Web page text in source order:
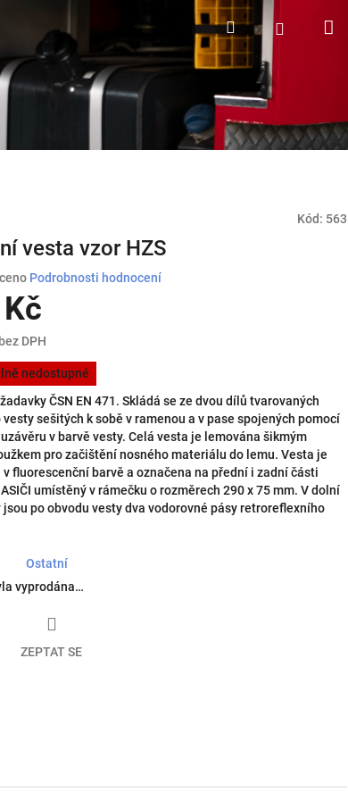
HledatPřihlášení
Kód: 563
vesta vzor HZS
Podrobnosti hodnocení
DPH
nedostupné
ČSN EN 471. Skládá se ze dvou dílů tvarovaných
sešitých k sobě v ramenou a v pase spojených pomocí
v barvě vesty. Celá vesta je lemována šikmým
pro začištění nosného materiálu do lemu. Vesta je
fluorescenční barvě a označena na přední i zadní části
umístěný v rámečku o rozměrech 290 x 75 mm. V dolní
po obvodu vesty dva vodorovné pásy retroreflexního
Ostatní
vyprodána…
ZEPTAT SE